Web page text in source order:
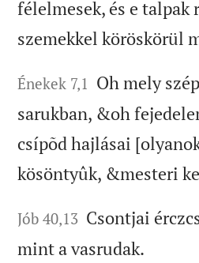
félelmesek, és e talpak
szemekkel köröskörül
Énekek 7,1 Oh mely
sarukban, &oh
csípõd hajlásai
kösöntyûk, &mesteri
Jób 40,13 Csontjai
mint a vasrudak.